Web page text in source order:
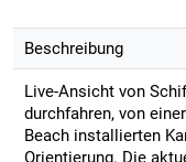
Beschreibung
Live-Ansicht von
durchfahren, von
Beach installierten
Orientierung. Die